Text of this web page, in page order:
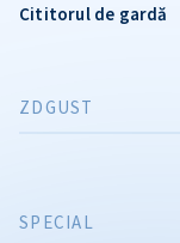
SPECIAL
Cititorul de gardă
ZDGUST